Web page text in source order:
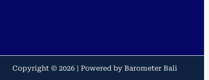
Copyright © 2026 | Powered by Barometer Bali